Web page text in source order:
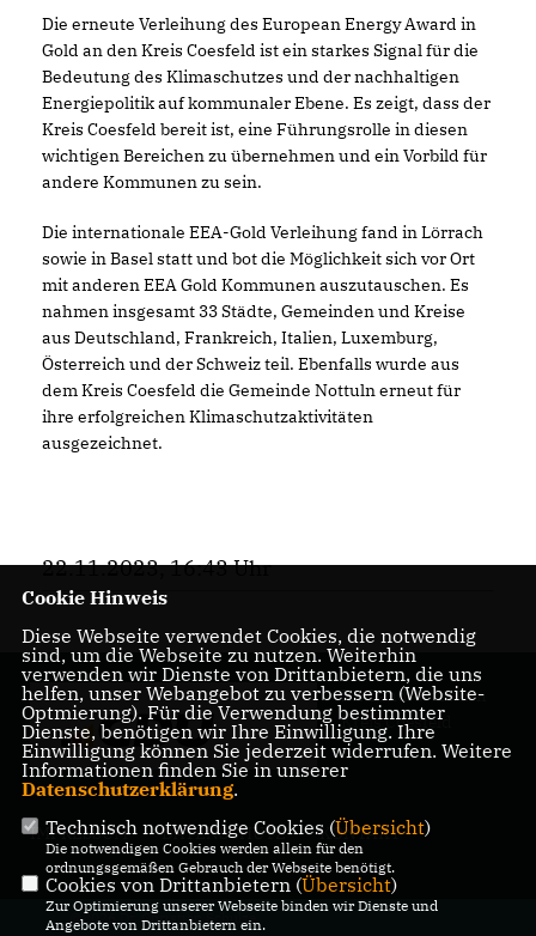
Die erneute Verleihung des European Energy Award in
Gold an den Kreis Coesfeld ist ein starkes Signal für die
Bedeutung des Klimaschutzes und der nachhaltigen
Energiepolitik auf kommunaler Ebene. Es zeigt, dass der
Kreis Coesfeld bereit ist, eine Führungsrolle in diesen
wichtigen Bereichen zu übernehmen und ein Vorbild für
andere Kommunen zu sein.
Die internationale EEA-Gold Verleihung fand in Lörrach
sowie in Basel statt und bot die Möglichkeit sich vor Ort
mit anderen EEA Gold Kommunen auszutauschen. Es
nahmen insgesamt 33 Städte, Gemeinden und Kreise
aus Deutschland, Frankreich, Italien, Luxemburg,
Österreich und der Schweiz teil. Ebenfalls wurde aus
dem Kreis Coesfeld die Gemeinde Nottuln erneut für
ihre erfolgreichen Klimaschutzaktivitäten
ausgezeichnet.
22.11.2023, 16:43 Uhr
Ihr Landrat für den
Kreis Coesfeld
IMPRESSUM DATENSCHUTZ KONTAKT
@2026 Dr. Christian Schulze
Cookie Hinweis
Diese Webseite verwendet Cookies, die notwendig
sind, um die Webseite zu nutzen. Weiterhin
verwenden wir Dienste von Drittanbietern, die uns
helfen, unser Webangebot zu verbessern (Website-
Optmierung). Für die Verwendung bestimmter
Dienste, benötigen wir Ihre Einwilligung. Ihre
Einwilligung können Sie jederzeit widerrufen. Weitere
Informationen finden Sie in unserer
Datenschutzerklärung.
Technisch notwendige Cookies (Übersicht)
Die notwendigen Cookies werden allein für den
ordnungsgemäßen Gebrauch der Webseite benötigt.
Cookies von Drittanbietern (Übersicht)
Zur Optimierung unserer Webseite binden wir Dienste und
Angebote von Drittanbietern ein.